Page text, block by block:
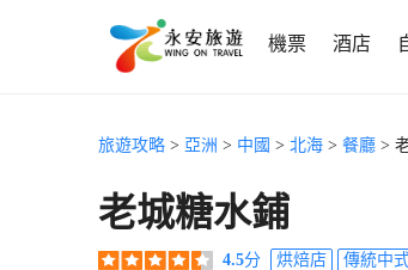
機票 酒店
旅遊攻略 > 亞洲 > 中國 > 北海 > 餐廳 >
老城糖水鋪
4.5分 烘焙店 傳統中